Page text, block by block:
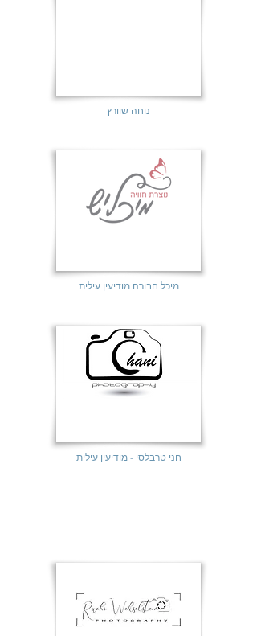
נוחה שוורץ
מיכל חבורה מודיעין עילית
חני טרבלסי - מודיעין עילית